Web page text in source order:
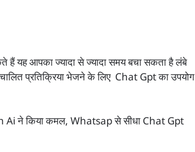
हैं यह आपका ज्यादा से ज्यादा समय बचा सकता है लंबे
प्रतिक्रिया भेजने के लिए Chat Gpt का उपयोग
ने किया कमल, Whatsap से सीधा Chat Gpt